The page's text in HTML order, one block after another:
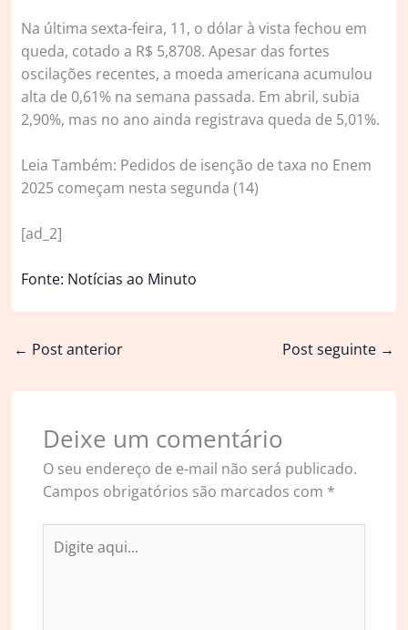
Na última sexta-feira, 11, o dólar à vista fechou em
queda, cotado a R$ 5,8708. Apesar das fortes
oscilações recentes, a moeda americana acumulou
alta de 0,61% na semana passada. Em abril, subia
2,90%, mas no ano ainda registrava queda de 5,01%.
Leia Também: Pedidos de isenção de taxa no Enem
2025 começam nesta segunda (14)
[ad_2]
Fonte: Notícias ao Minuto
← Post anterior Post seguinte →
Deixe um comentário
O seu endereço de e-mail não será publicado.
Campos obrigatórios são marcados com *
aqui...